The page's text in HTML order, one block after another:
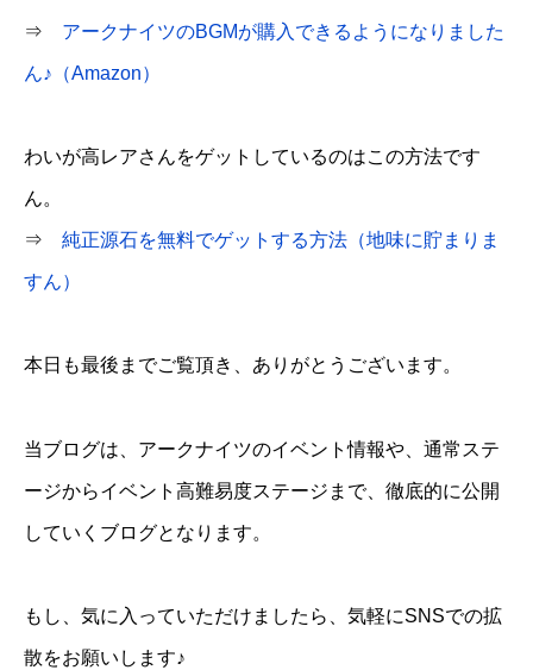
⇒ アークナイツのBGMが購入できるようになりました
ん♪（Amazon）
わいが高レアさんをゲットしているのはこの方法です
ん。
⇒ 純正源石を無料でゲットする方法（地味に貯まりま
すん）
本日も最後までご覧頂き、ありがとうございます。
当ブログは、アークナイツのイベント情報や、通常ステ
ージからイベント高難易度ステージまで、徹底的に公開
していくブログとなります。
もし、気に入っていただけましたら、気軽にSNSでの拡
散をお願いします♪